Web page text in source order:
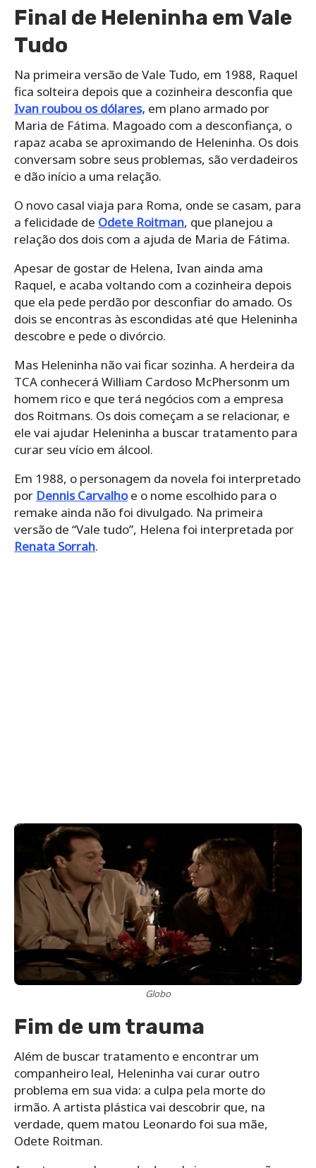
Final de Heleninha em Vale
Tudo
Na primeira versão de Vale Tudo, em 1988, Raquel
fica solteira depois que a cozinheira desconfia que
Ivan roubou os dólares, em plano armado por
Maria de Fátima. Magoado com a desconfiança, o
rapaz acaba se aproximando de Heleninha. Os dois
conversam sobre seus problemas, são verdadeiros
e dão início a uma relação.
O novo casal viaja para Roma, onde se casam, para
a felicidade de Odete Roitman, que planejou a
relação dos dois com a ajuda de Maria de Fátima.
Apesar de gostar de Helena, Ivan ainda ama
Raquel, e acaba voltando com a cozinheira depois
que ela pede perdão por desconfiar do amado. Os
dois se encontras às escondidas até que Heleninha
descobre e pede o divórcio.
Mas Heleninha não vai ficar sozinha. A herdeira da
TCA conhecerá William Cardoso McPhersonm um
homem rico e que terá negócios com a empresa
dos Roitmans. Os dois começam a se relacionar, e
ele vai ajudar Heleninha a buscar tratamento para
curar seu vício em álcool.
Em 1988, o personagem da novela foi interpretado
por Dennis Carvalhoe o nome escolhido para o
remake ainda não foi divulgado. Na primeira
versão de “Vale tudo”, Helena foi interpretada por
Renata Sorrah.
Globo
Fim de um trauma
Além de buscar tratamento e encontrar um
companheiro leal, Heleninha vai curar outro
problema em sua vida: a culpa pela morte do
irmão. A artista plástica vai descobrir que, na
verdade, quem matou Leonardo foi sua mãe,
Odete Roitman.